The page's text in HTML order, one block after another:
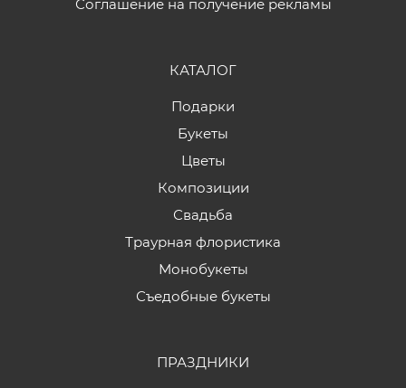
Соглашение на получение рекламы
КАТАЛОГ
Подарки
Букеты
Цветы
Композиции
Свадьба
Траурная флористика
Монобукеты
Съедобные букеты
ПРАЗДНИКИ